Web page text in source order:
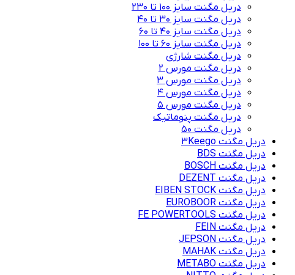
دریل مگنت سایز 100 تا 230
دریل مگنت سایز 30 تا 40
دریل مگنت سایز 40 تا 60
دریل مگنت سایز 60 تا 100
دریل مگنت شارژی
دریل مگنت مورس 2
دریل مگنت مورس 3
دریل مگنت مورس 4
دریل مگنت مورس 5
دریل مگنت پنوماتیک
دریل مگنت ۵۰
دریل مگنت 3Keego
دریل مگنت BDS
دریل مگنت BOSCH
دریل مگنت DEZENT
دریل مگنت EIBEN STOCK
دریل مگنت EUROBOOR
دریل مگنت FE POWERTOOLS
دریل مگنت FEIN
دریل مگنت JEPSON
دریل مگنت MAHAK
دریل مگنت METABO